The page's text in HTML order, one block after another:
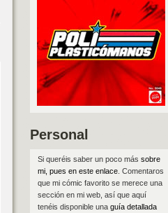
Personal
Si queréis saber un poco más sobre
mi, pues en este enlace. Comentaros
que mi cómic favorito se merece una
sección en mi web, así que aquí
tenéis disponible una guía detallada